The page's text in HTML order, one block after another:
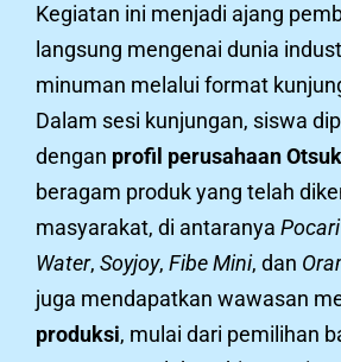
Kegiatan ini menjadi ajang
langsung mengenai dunia
minuman melalui format
Dalam sesi kunjungan, siswa
dengan profil perusahaan
beragam produk yang telah
masyarakat, di antaranya
Water, Soyjoy, Fibe Mini, dan
juga mendapatkan wawasan
produksi, mulai dari pemilihan